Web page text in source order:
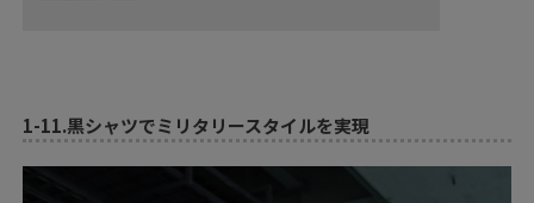
1-11.黒シャツでミリタリースタイルを実現